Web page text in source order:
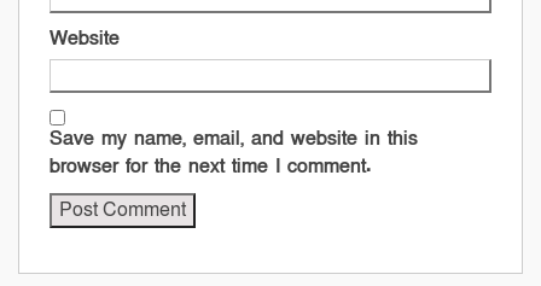
Website
Save my name, email, and website in this
browser for the next time I comment.